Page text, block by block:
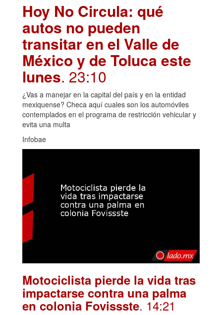
Hoy No Circula: qué
autos no pueden
transitar en el Valle de
México y de Toluca este
lunes. 23:10
¿Vas a manejar en la capital del país y en la entidad
mexiquense? Checa aquí cuales son los automóviles
contemplados en el programa de restricción vehicular y
evita una multa
Infobae
Motociclista pierde la vida tras
impactarse contra una palma
en colonia Fovissste. 14:21